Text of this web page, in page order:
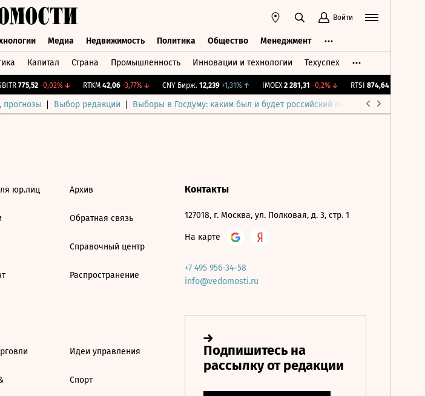
Войти
Медиа Недвижимость Политика Общество Менеджмент
Капитал Страна Промышленность Инновации и технологии Техуспех
775,52 -0,02%↓ RTKM 42,06 -3,77%↓ CNY Бирж. 12,239 +1,31%↑ IMOEX 2 281,31 -0,2%↓ RTSI 874,64 -1,12%
прогнозы Выбор редакции Выборы в Госдуму: каким был и будет российский парламент
юр.лиц Архив
Обратная связь
Справочный центр
Распространение
Идеи управления
Спорт
Контакты
127018, г. Москва, ул. Полковая, д. 3, стр. 1
На карте
+7 495 956-34-58
info@vedomosti.ru